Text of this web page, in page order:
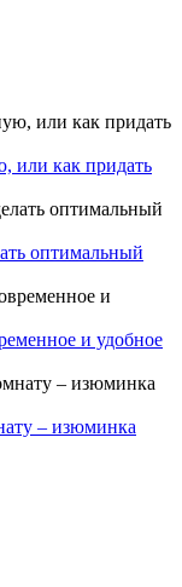
или как придать
оптимальный
и удобное
– изюминка